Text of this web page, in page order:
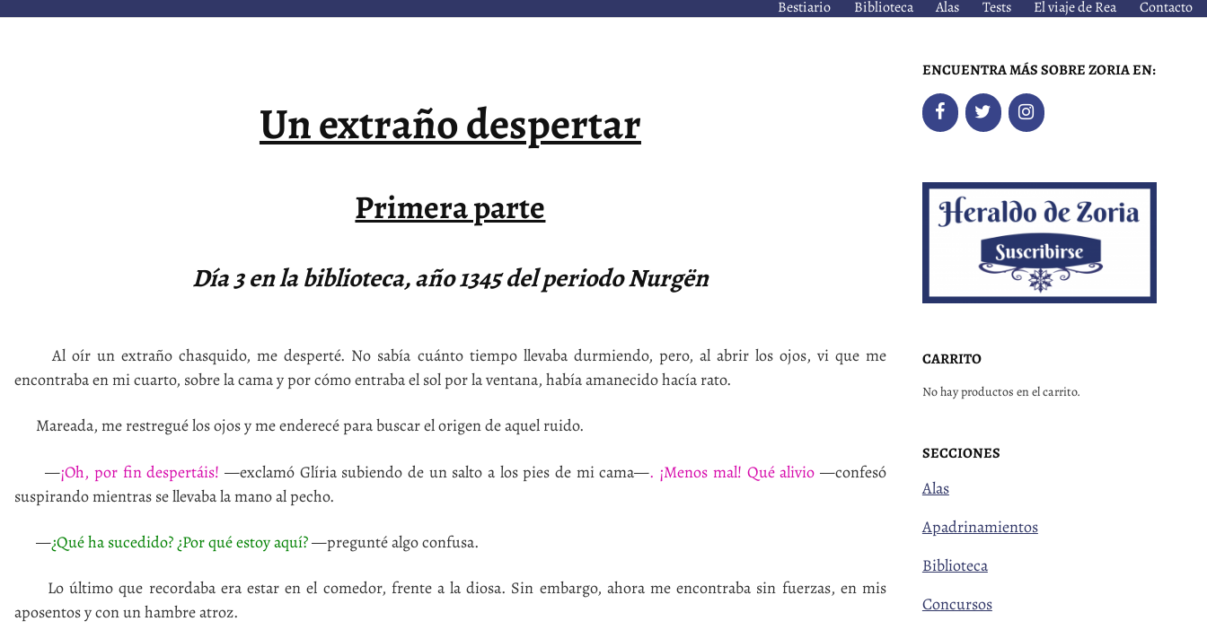
Bestiario
Biblioteca Alas Tests El viaje de Rea Contacto
Un extraño despertar
Primera parte
Día 3 en la biblioteca, año 1345 del periodo Nurgën
Al oír un extraño chasquido, me desperté. No sabía cuánto tiempo llevaba durmiendo, pero, al abrir los ojos, vi que me
encontraba en mi cuarto, sobre la cama y por cómo entraba el sol por la ventana, había amanecido hacía rato.
Mareada, me restregué los ojos y me enderecé para buscar el origen de aquel ruido.
—¡Oh, por fin despertáis! —exclamó Glíria subiendo de un salto a los pies de mi cama—. ¡Menos mal! Qué alivio —confesó
suspirando mientras se llevaba la mano al pecho.
—¿Qué ha sucedido? ¿Por qué estoy aquí?—pregunté algo confusa.
Lo último que recordaba era estar en el comedor, frente a la diosa. Sin embargo, ahora me encontraba sin fuerzas, en mis
aposentos y con un hambre atroz.
ENCUENTRA MÁS SOBRE ZORIA EN:
CARRITO
No hay productos en el carrito.
SECCIONES
Alas
Apadrinamientos
Biblioteca
Concursos